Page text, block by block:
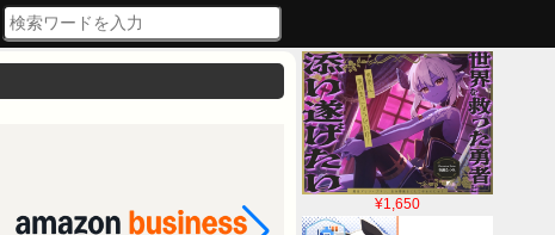
¥1,650